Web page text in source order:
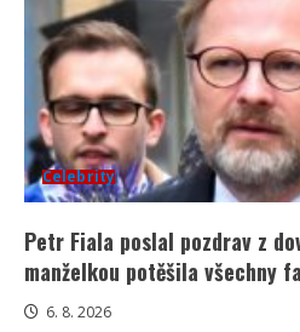
Celebrity
Petr Fiala poslal pozdrav z
manželkou potěšila všechny
6. 8. 2026